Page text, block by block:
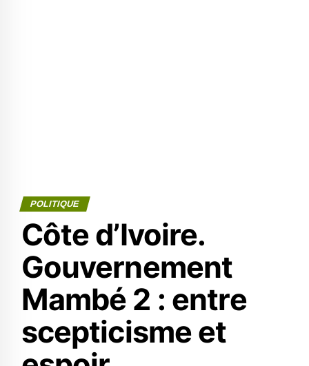
POLITIQUE
Côte d’Ivoire.
Gouvernement
Mambé 2 : entre
scepticisme et